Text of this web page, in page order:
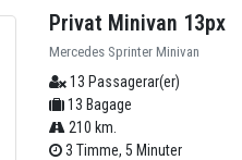
Privat Minivan 13px
Mercedes Sprinter Minivan
13 Passagerar(er)
13 Bagage
210 km.
3 Timme, 5 Minuter